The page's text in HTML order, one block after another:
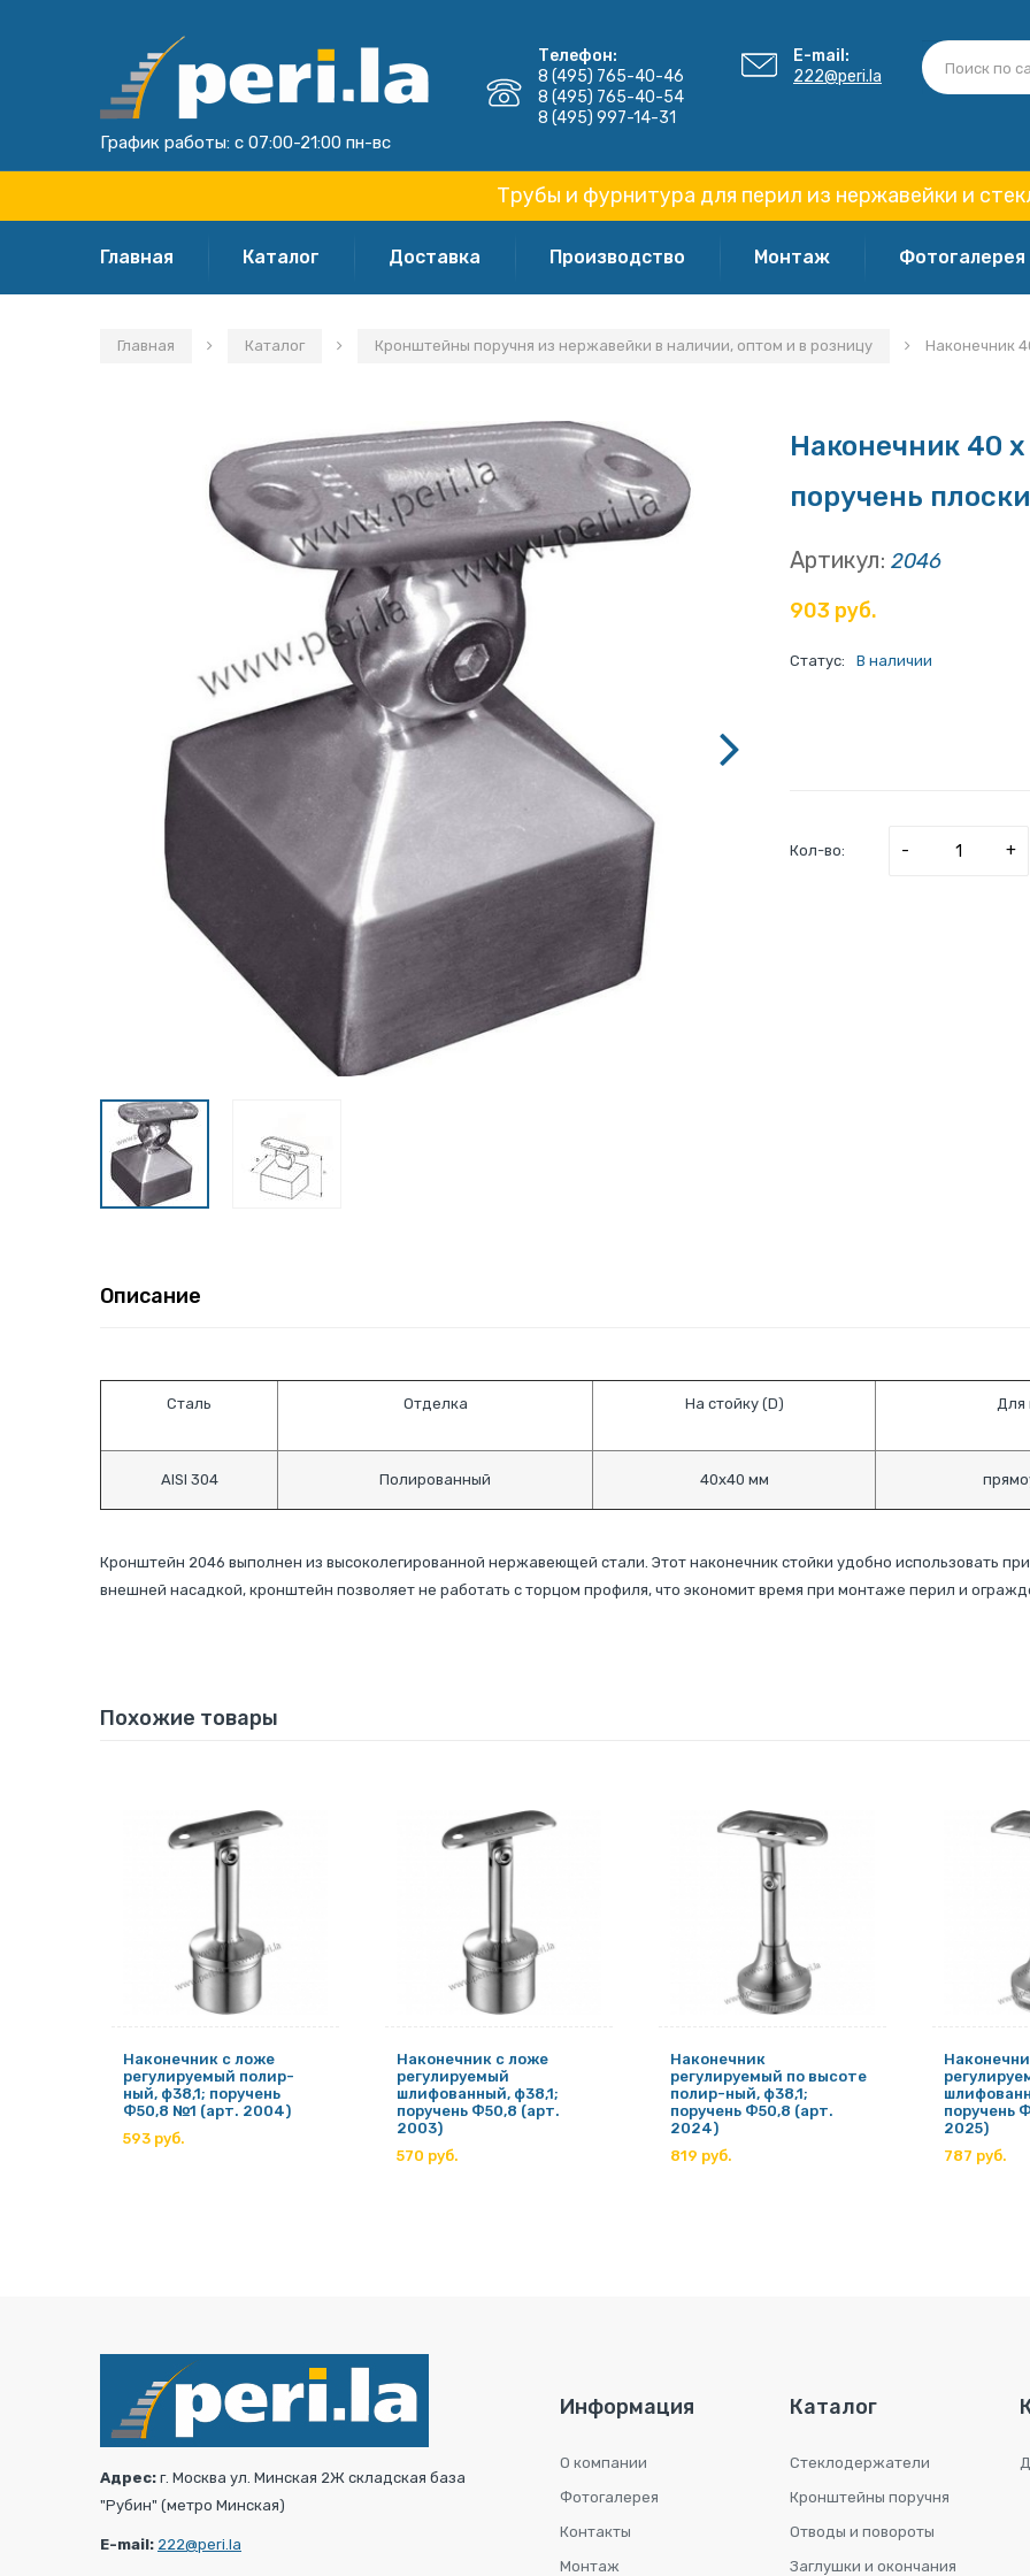
График работы: с 07:00-21:00 пн-вс
Телефон:
8 (495) 765-40-46
8 (495) 765-40-54
8 (495) 997-14-31
E-mail:
222@peri.la
Трубы и фурнитура для перил из нержавейки и
Главная Каталог Доставка Производство Монтаж Фотогалерея
Главная Каталог Кронштейны поручня из нержавейки в наличии, оптом и в розницу Наконечник
Наконечник 40
поручень
Артикул: 2046
903 руб.
Статус: В наличии
Кол-во: - +
Описание
Сталь Отделка На стойку (D) Для
AISI 304 Полированный 40х40 мм
Кронштейн 2046 выполнен из высоколегированной нержавеющей стали. Этот наконечник стойки удобно использовать
внешней насадкой, кронштейн позволяет не работать с торцом профиля, что экономит время при монтаже перил и
Похожие товары
Наконечник с ложе
регулируемый полир-
ный, ф38,1; поручень
Ф50,8 №1 (арт. 2004)
593 руб.
Наконечник с ложе
регулируемый
шлифованный, ф38,1;
поручень Ф50,8 (арт.
2003)
570 руб.
Наконечник
регулируемый по высоте
полир-ный, ф38,1;
поручень Ф50,8 (арт.
2024)
819 руб.
поручень
2025)
787 руб.
Адрес: г. Москва ул. Минская 2Ж складская база
"Рубин" (метро Минская)
E-mail: 222@peri.la
Информация
О компании
Фотогалерея
Контакты
Монтаж
Каталог
Стеклодержатели
Кронштейны поручня
Отводы и повороты
Заглушки и окончания